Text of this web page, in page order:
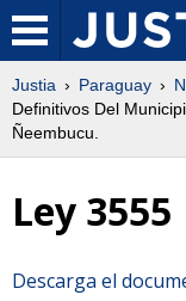
Justia Paraguay
Definitivos Del
Ñeembucu.
Ley 3555
Descarga el